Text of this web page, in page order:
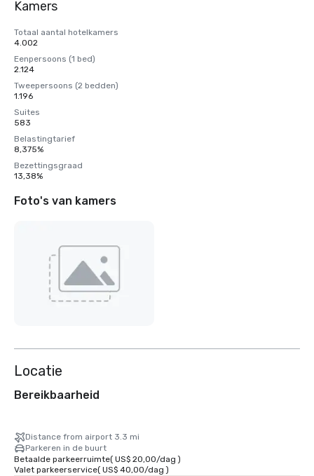
Kamers
Totaal aantal hotelkamers
4.002
Eenpersoons (1 bed)
2.124
Tweepersoons (2 bedden)
1.196
Suites
583
Belastingtarief
8,375%
Bezettingsgraad
13,38%
Foto's van kamers
Locatie
Bereikbaarheid
Distance from airport 3.3 mi
Parkeren in de buurt
Betaalde parkeerruimte( US$ 20,00/dag )
Valet parkeerservice( US$ 40,00/dag )